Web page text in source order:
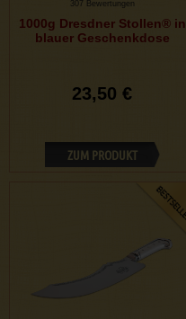
307 Bewertungen
1000g Dresdner Stollen® in
blauer Geschenkdose
23,50 €
ZUM PRODUKT